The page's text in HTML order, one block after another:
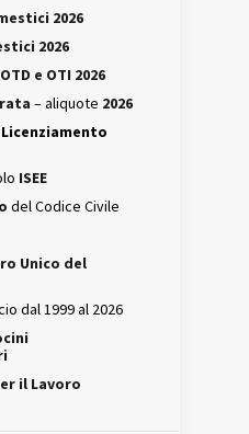
2026
2026
OTD e OTI 2026
– aliquote 2026
ISEE
del Codice Civile
Unico del
dal 1999 al 2026
il Lavoro